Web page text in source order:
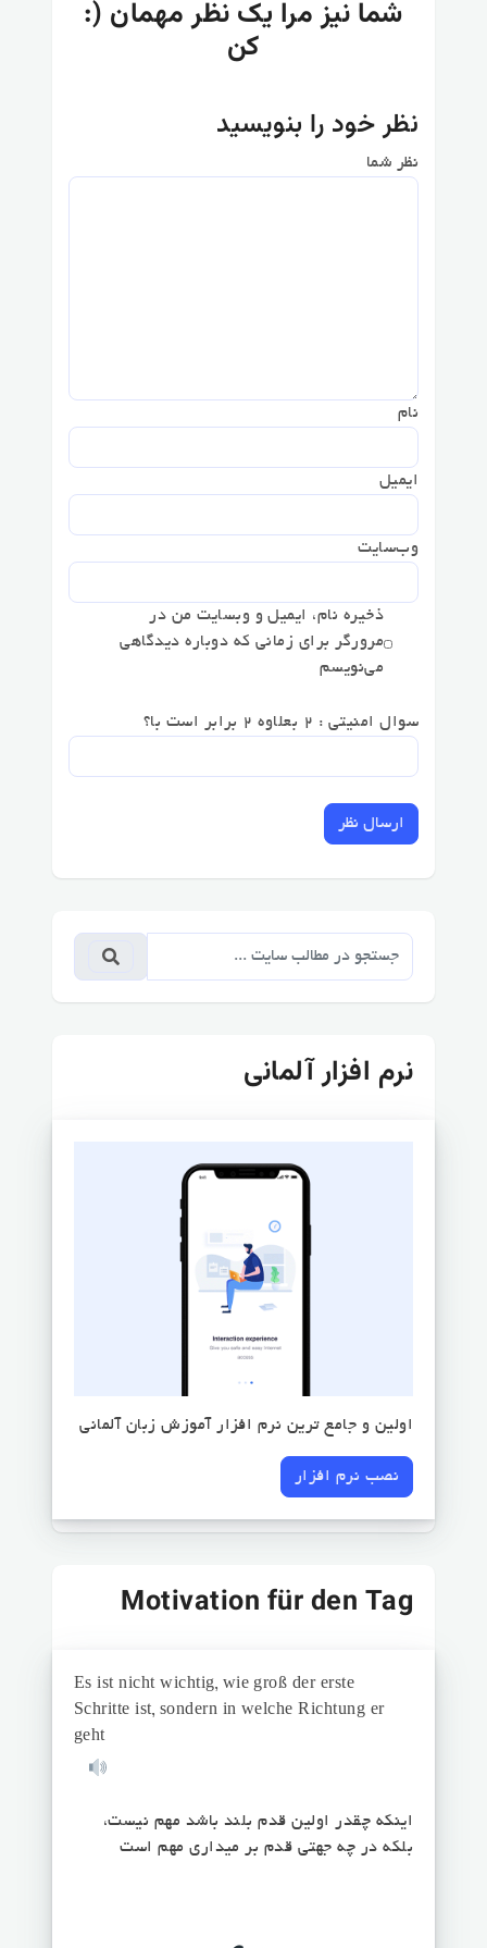
:) شما نیز مرا یک نظر مهمان
کن
نظر خود را بنویسید
نظر شما
نام
ایمیل
وب‌سایت
ذخیره نام، ایمیل و وبسایت من در
مرورگر برای زمانی که دوباره دیدگاهی
می‌نویسم
سوال امنیتی : 2 بعلاوه 2 برابر است با؟
ارسال نظر
نرم افزار آلمانی
اولین و جامع ترین نرم افزار آموزش زبان آلمانی
نصب نرم افزار
Motivation für den Tag
Es ist nicht wichtig, wie groß der erste
Schritte ist, sondern in welche Richtung er
geht
اینکه چقدر اولین قدم بلند باشد مهم نیست،
بلکه در چه جهتی قدم بر میداری مهم است